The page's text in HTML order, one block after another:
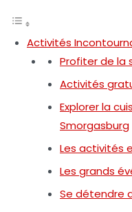
Activités
Profiter de la
Activités
Explorer la
Smorgasburg
Les activités
Les grands
Se détendre